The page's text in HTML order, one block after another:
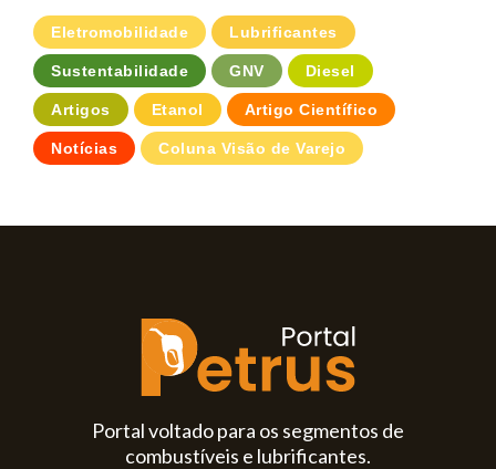
Eletromobilidade Lubrificantes
Sustentabilidade GNV Diesel
Artigos Etanol Artigo Científico
Notícias Coluna Visão de Varejo
Portal voltado para os segmentos de
combustíveis e lubrificantes.